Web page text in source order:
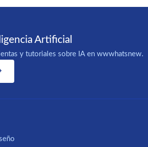
Artificial
y tutoriales sobre IA en wwwhatsnew.